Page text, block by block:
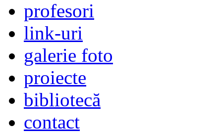
profesori
link-uri
galerie foto
proiecte
bibliotecă
contact